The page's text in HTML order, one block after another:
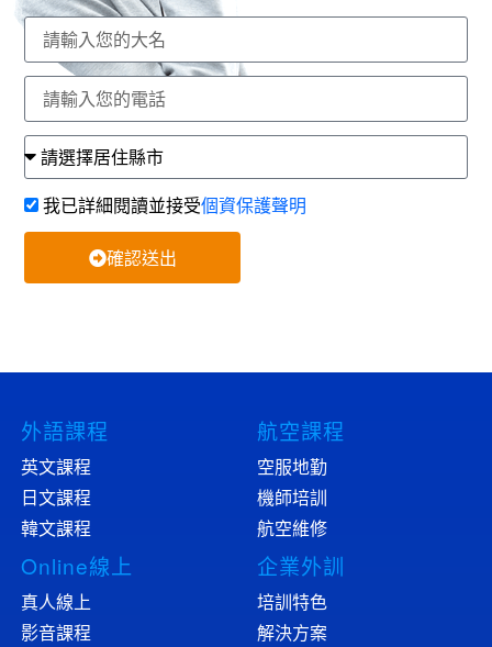
我已詳細閱讀並接受個資保護聲明
確認送出
外語課程
英文課程
日文課程
韓文課程
Online線上
真人線上
影音課程
航空課程
空服地勤
機師培訓
航空維修
企業外訓
培訓特色
解決方案